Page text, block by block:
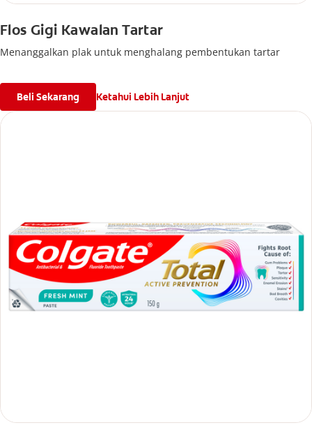
Flos Gigi Kawalan Tartar
Menanggalkan plak untuk menghalang pembentukan tartar
Beli Sekarang Ketahui Lebih Lanjut